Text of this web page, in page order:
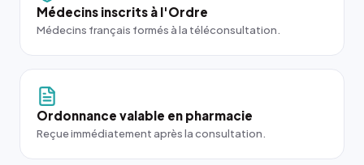
Médecins inscrits à l'Ordre
Médecins français formés à la téléconsultation.
Ordonnance valable en pharmacie
Reçue immédiatement après la consultation.